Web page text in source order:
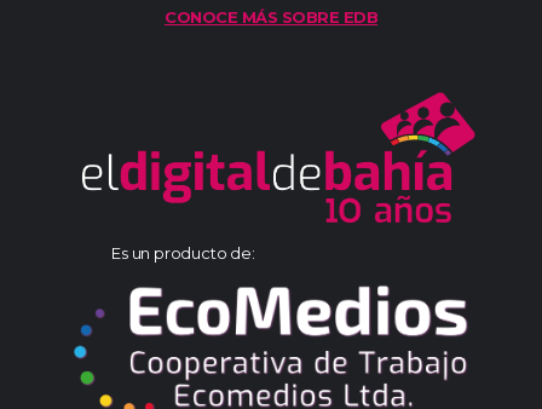
CONOCE MÁS SOBRE EDB
Es un producto de: